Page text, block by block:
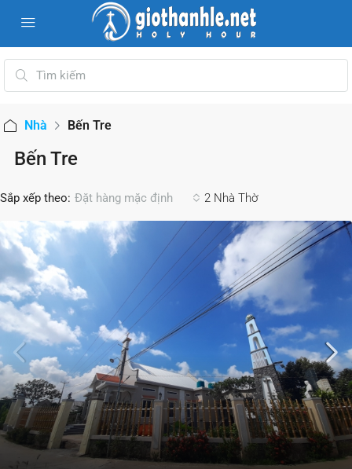
Nhà Bến Tre
Bến Tre
2 Nhà Thờ
Sắp xếp theo: Đặt hàng mặc định